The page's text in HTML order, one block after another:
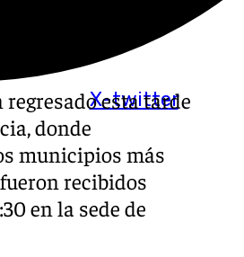
X-twitter
esta tarde
donde
municipios más
recibidos
en la sede de